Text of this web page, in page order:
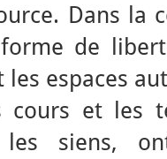
Dans la
de
les espaces
cours et les
les siens,